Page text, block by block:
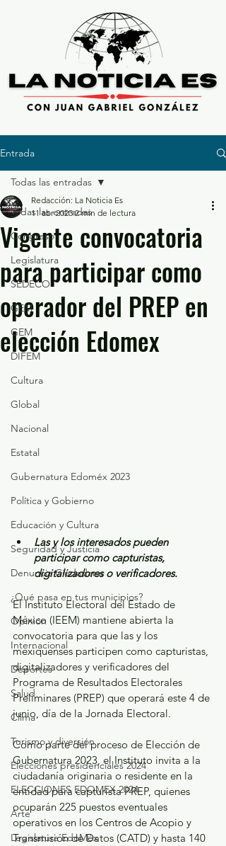
Entrada
Todas las entradas
Congreso
Legislatura
SEDECO
GEM
GEM
DIFEM
Cultura
Global
Nacional
Estatal
Gubernatura Edoméx 2023
Política y Gobierno
Educación y Cultura
Seguridad y Justicia
Denuncia Ciudadana
¿Qué pasa en tus municipios?
Opinión
Internacional
Deportes
Salud
Clima
Turismo y diversión
Elecciones presidenciales 2024
ELECCIONES EDOMEX 2024
Arte
Legislatura EdoMéx
Todas las entradas
Vigente convocatoria
para participar como
operador del PREP en
elección Edomex
Redacción: La Noticia Es
11 abr 2023 2 min de lectura
Las y los interesados pueden
participar como capturistas,
digitalizadores o verificadores.
El Instituto Electoral del Estado de
México (IEEM) mantiene abierta la
convocatoria para que las y los
mexiquenses participen como capturistas,
digitalizadores y verificadores del
Programa de Resultados Electorales
Preliminares (PREP) que operará este 4 de
junio, día de la Jornada Electoral.
Como parte del proceso de Elección de
Gubernatura 2023, el Instituto invita a la
ciudadanía originaria o residente en la
entidad para capturista PREP, quienes
ocuparán 225 puestos eventuales
operativos en los Centros de Acopio y
Transmisión de Datos (CATD) y hasta 140